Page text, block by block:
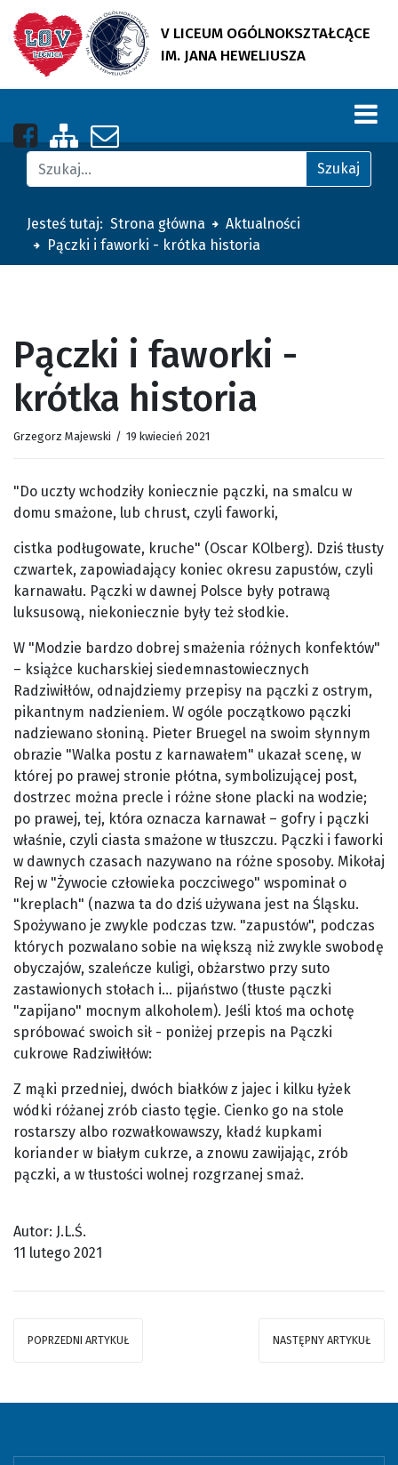
V LICEUM OGÓLNOKSZTAŁCĄCE
IM. JANA HEWELIUSZA
Nasza strona na Facebooku
Zobacz mapę strony
Napisz do nas
Jesteś tutaj: Strona główna
Aktualności
Pączki i faworki - krótka historia
Znajdź na stronie Szukaj
Pączki i faworki -
krótka historia
Grzegorz Majewski / 19 kwiecień 2021
"Do uczty wchodziły koniecznie pączki, na smalcu w
domu smażone, lub chrust, czyli faworki,
cistka podługowate, kruche" (Oscar KOlberg). Dziś tłusty
czwartek, zapowiadający koniec okresu zapustów, czyli
karnawału. Pączki w dawnej Polsce były potrawą
luksusową, niekoniecznie były też słodkie.
W "Modzie bardzo dobrej smażenia różnych konfektów"
– książce kucharskiej siedemnastowiecznych
Radziwiłłów, odnajdziemy przepisy na pączki z ostrym,
pikantnym nadzieniem. W ogóle początkowo pączki
nadziewano słoniną. Pieter Bruegel na swoim słynnym
obrazie "Walka postu z karnawałem" ukazał scenę, w
której po prawej stronie płótna, symbolizującej post,
dostrzec można precle i różne słone placki na wodzie;
po prawej, tej, która oznacza karnawał – gofry i pączki
właśnie, czyli ciasta smażone w tłuszczu. Pączki i faworki
w dawnych czasach nazywano na różne sposoby. Mikołaj
Rej w "Żywocie człowieka poczciwego" wspominał o
"kreplach" (nazwa ta do dziś używana jest na Śląsku.
Spożywano je zwykle podczas tzw. "zapustów", podczas
których pozwalano sobie na większą niż zwykle swobodę
obyczajów, szaleńcze kuligi, obżarstwo przy suto
zastawionych stołach i... pijaństwo (tłuste pączki
"zapijano" mocnym alkoholem). Jeśli ktoś ma ochotę
spróbować swoich sił - poniżej przepis na Pączki
cukrowe Radziwiłłów:
Z mąki przedniej, dwóch białków z jajec i kilku łyżek
wódki różanej zrób ciasto tęgie. Cienko go na stole
rostarszy albo rozwałkowawszy, kładź kupkami
koriander w białym cukrze, a znowu zawijając, zrób
pączki, a w tłustości wolnej rozgrzanej smaż.
Autor: J.L.Ś.
11 lutego 2021
POPRZEDNI ARTYKUŁ NASTĘPNY ARTYKUŁ